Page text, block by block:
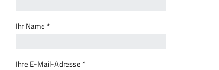
Ihr Name *
Ihre E-Mail-Adresse *